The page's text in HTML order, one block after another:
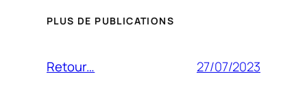
PLUS DE PUBLICATIONS
Retour… 27/07/2023